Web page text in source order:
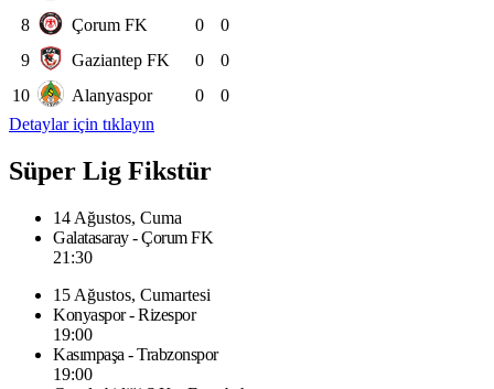
8
Çorum FK 0
0
9
Gaziantep FK 0
0
10
Alanyaspor 0
0
Detaylar için tıklayın
Süper Lig Fikstür
14 Ağustos, Cuma
Galatasaray - Çorum FK
21:30
15 Ağustos, Cumartesi
Konyaspor - Rizespor
19:00
Kasımpaşa - Trabzonspor
19:00